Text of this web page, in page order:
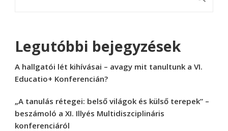
Legutóbbi bejegyzések
A hallgatói lét kihívásai – avagy mit tanultunk a VI.
Educatio+ Konferencián?
„A tanulás rétegei: belső világok és külső terepek” –
beszámoló a XI. Illyés Multidiszciplináris
konferenciáról